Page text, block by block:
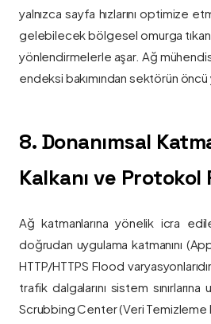
yalnızca sayfa hızlarını optimize
gelebilecek bölgesel omurga
yönlendirmelerle aşar. Ağ
endeksi bakımından sektörün öncü
8. Donanımsal
Kalkanı ve
Ağ katmanlarına yönelik icra
doğrudan uygulama katmanını
HTTP/HTTPS Flood
trafik dalgalarını sistem
Scrubbing Center (Veri Temizleme